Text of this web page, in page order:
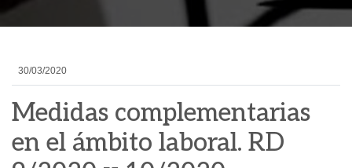
30/03/2020
Medidas complementarias
en el ámbito laboral. RD